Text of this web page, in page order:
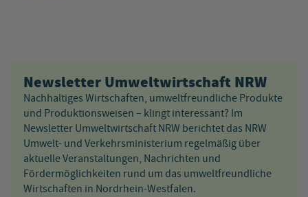
Newsletter Umweltwirtschaft NRW
Nachhaltiges Wirtschaften, umweltfreundliche Produkte
und Produktionsweisen – klingt interessant? Im
Newsletter Umweltwirtschaft NRW berichtet das NRW
Umwelt- und Verkehrsministerium regelmäßig über
aktuelle Veranstaltungen, Nachrichten und
Fördermöglichkeiten rund um das umweltfreundliche
Wirtschaften in Nordrhein-Westfalen.